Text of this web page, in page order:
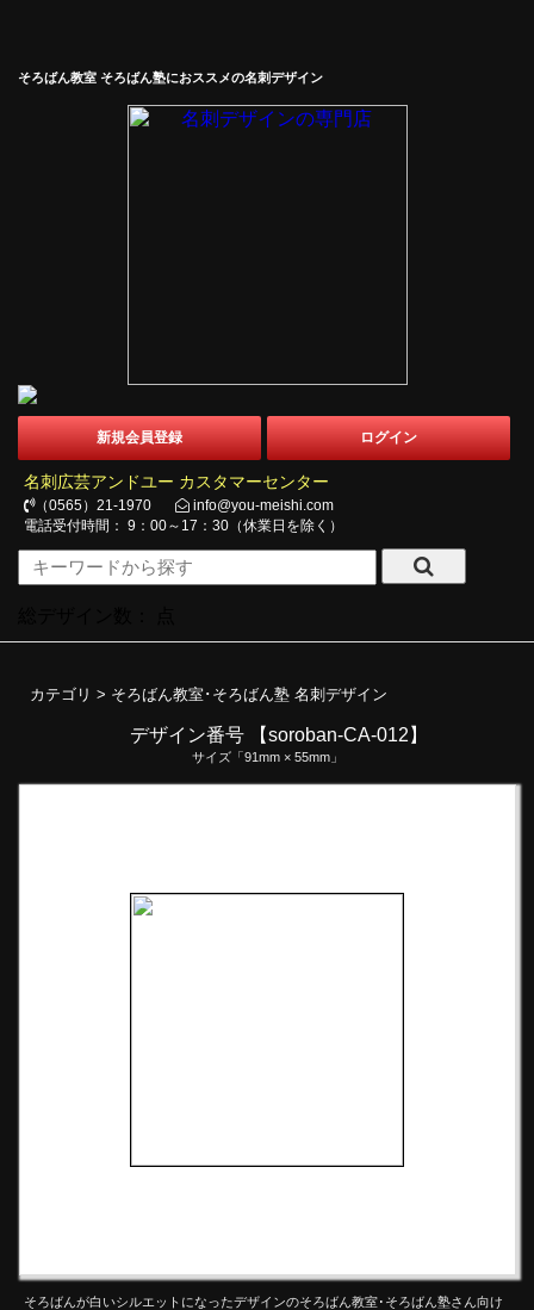
そろばん教室 そろばん塾におススメの名刺デザイン
新規会員登録 ログイン
名刺広芸アンドユー カスタマーセンター
（0565）21-1970
info@you-meishi.com
電話受付時間： 9：00～17：30（休業日を除く）
カテゴリ > そろばん教室･そろばん塾 名刺デザイン
デザイン番号 【soroban-CA-012】
サイズ「91mm × 55mm」
そろばんが白いシルエットになったデザインのそろばん教室･そろばん塾さん向け